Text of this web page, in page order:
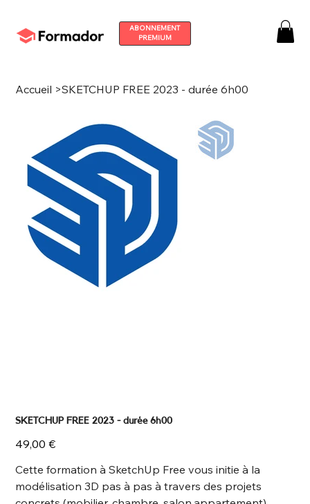
ABONNEMENT
PREMIUM
Accueil >SKETCHUP FREE 2023 - durée 6h00
SKETCHUP FREE 2023 - durée 6h00
Prix
49,00 €
Cette formation à SketchUp Free vous initie à la
modélisation 3D pas à pas à travers des projets